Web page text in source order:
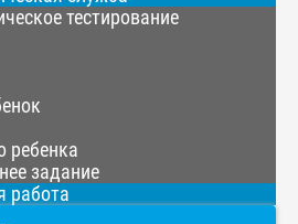
тестирование
ребенка
задание
работа